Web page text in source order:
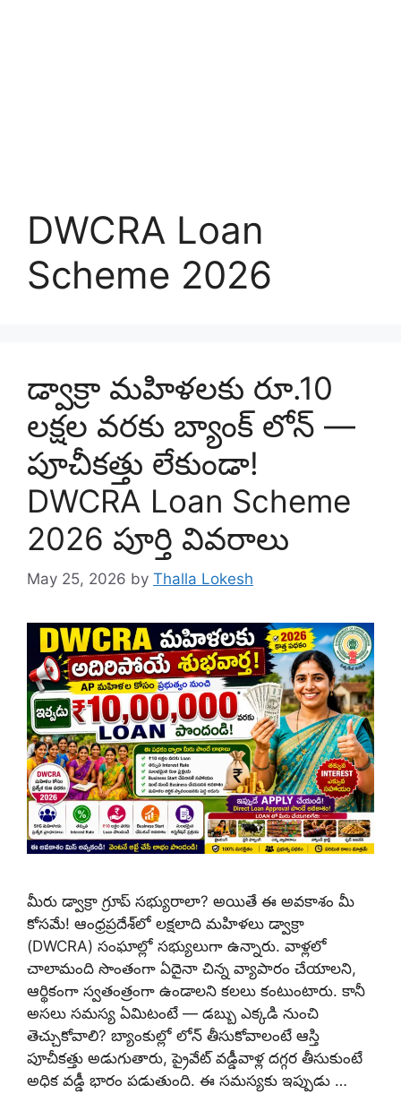
DWCRA Loan
Scheme 2026
డ్వాక్రా మహిళలకు రూ.10
లక్షల వరకు బ్యాంక్ లోన్ —
పూచీకత్తు లేకుండా!
DWCRA Loan Scheme
2026 పూర్తి వివరాలు
May 25, 2026 by Thalla Lokesh
మీరు డ్వాక్రా గ్రూప్ సభ్యురాలా? అయితే ఈ అవకాశం మీ
కోసమే! ఆంధ్రప్రదేశ్‌లో లక్షలాది మహిళలు డ్వాక్రా
(DWCRA) సంఘాల్లో సభ్యులుగా ఉన్నారు. వాళ్లలో
చాలామంది సొంతంగా ఏదైనా చిన్న వ్యాపారం చేయాలని,
ఆర్థికంగా స్వతంత్రంగా ఉండాలని కలలు కంటుంటారు. కానీ
అసలు సమస్య ఏమిటంటే — డబ్బు ఎక్కడి నుంచి
తెచ్చుకోవాలి? బ్యాంకుల్లో లోన్ తీసుకోవాలంటే ఆస్తి
పూచీకత్తు అడుగుతారు, ప్రైవేట్ వడ్డీవాళ్ల దగ్గర తీసుకుంటే
అధిక వడ్డీ భారం పడుతుంది. ఈ సమస్యకు ఇప్పుడు …